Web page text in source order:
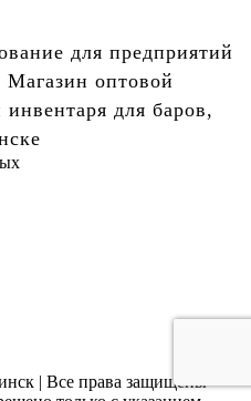
для предприятий
Магазин оптовой
для баров,
| Все права защищены